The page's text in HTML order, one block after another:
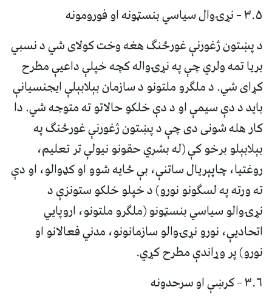
۳.۵ – نړۍوال سیاسي بنسټونه او فورومونه
د پښتون ژغورنې غورځنګ هغه وخت کولای شي د نسبي
بریا تمه ولري چې په نړۍواله کچه خپلې داعیې مطرح
کړای شي. د ملګرو ملتونو د سازمان بېلابېلې ایجنسیانې
باید د دې سیمې او د دې خلکو حالاتو ته متوجه شي. دا
کار هله شونی دی چې د پښتون ژغورنې غورځنګ په
بېلابېلو برخو کې (له بشري حقونو نیولې تر تعلیم،
روغتیا، چاپېریال ساتنې، بې ځایه شوو او کډوالو، او دې
ته ورته په لسګونو نورو) د خپلو خلکو ستونزې د
نړۍوالو سیاسي بنسټونو (ملګرو ملتونو، اروپایي
اتحادیې، نورو نړۍوالو سازمانونو، مدني فعالانو او
نورو) پر وړاندې مطرح کړي.
۳.۶ – کرښې او سرحدونه